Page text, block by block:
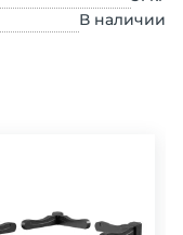
В наличии